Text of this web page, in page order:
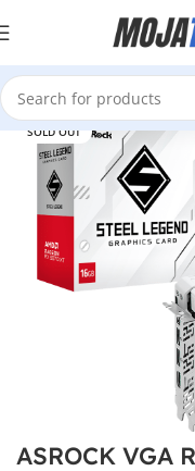
SOLD OUT
ASROCK VGA